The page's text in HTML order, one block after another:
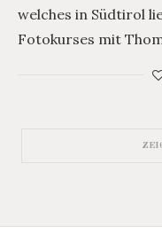
welches in Südtirol
Fotokurses mit